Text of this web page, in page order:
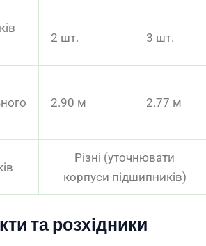
2 шт. 3 шт.
2.90 м 2.77 м
Різні (уточнювати
корпуси підшипників)
та розхідники